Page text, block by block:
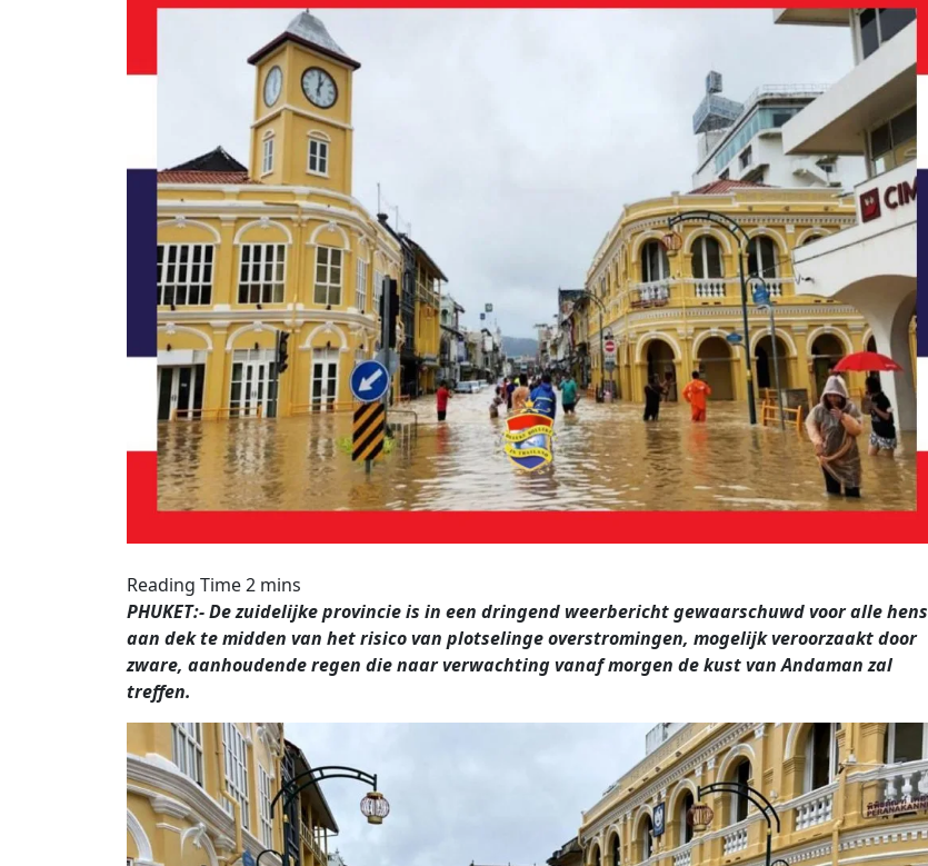
PHUKET:- De zuidelijke provincie is in een dringend weerbericht gewaarschuwd voor alle hens
aan dek te midden van het risico van plotselinge overstromingen, mogelijk veroorzaakt door
zware, aanhoudende regen die naar verwachting vanaf morgen de kust van Andaman zal
treffen.